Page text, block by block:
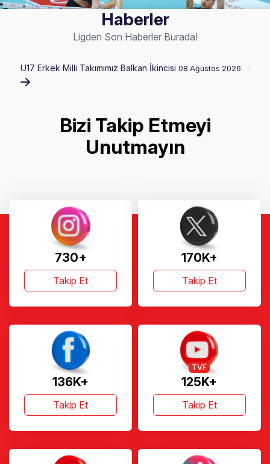
Haberler
Ligden Son Haberler Burada!
U17 Erkek Milli Takımımız Balkan İkincisi 08 Ağustos 2026 U17
Bizi Takip Etmeyi
Unutmayın
730+
Takip Et
170K+
Takip Et
136K+
Takip Et
125K+
TVF
Takip Et